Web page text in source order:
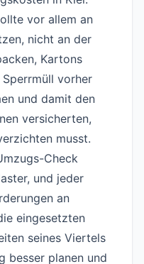
vor allem an
nicht an der
Kartons
vorher
und damit den
versicherten,
musst.
Check
und jeder
an
eingesetzten
seines Viertels
besser planen und